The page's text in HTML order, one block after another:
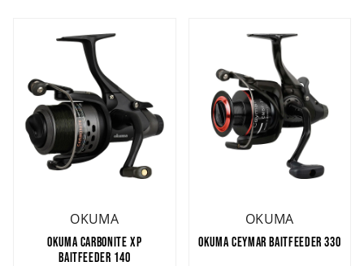
OKUMA
OKUMA CARBONITE XP
BAITFEEDER 140
OKUMA
OKUMA CEYMAR BAITFEEDER 330